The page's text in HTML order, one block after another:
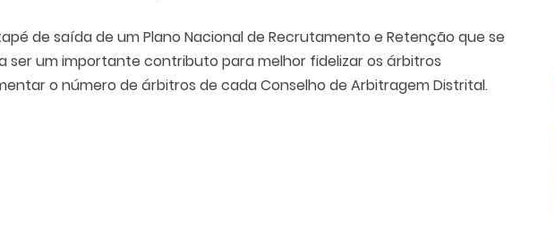
de saída de um Plano Nacional de Recrutamento e Retenção que se
ser um importante contributo para melhor fidelizar os árbitros
o número de árbitros de cada Conselho de Arbitragem Distrital.